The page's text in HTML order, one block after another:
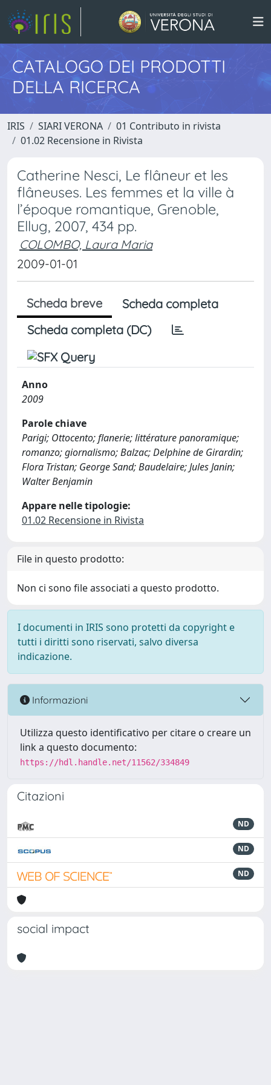
CATALOGO DEI PRODOTTI
DELLA RICERCA
IRIS SIARI VERONA
01 Contributo in rivista
01.02 Recensione in Rivista
Catherine Nesci, Le flâneur et les
flâneuses. Les femmes et la ville à
l’époque romantique, Grenoble,
Ellug, 2007, 434 pp.
COLOMBO, Laura Maria
2009-01-01
Scheda breve
Scheda completa
Scheda completa (DC)
Anno
2009
Parole chiave
Parigi; Ottocento; flanerie; littérature panoramique;
romanzo; giornalismo; Balzac; Delphine de Girardin;
Flora Tristan; George Sand; Baudelaire; Jules Janin;
Walter Benjamin
Appare nelle tipologie:
01.02 Recensione in Rivista
File in questo prodotto:
Non ci sono file associati a questo prodotto.
I documenti in IRIS sono protetti da copyright e
tutti i diritti sono riservati, salvo diversa
indicazione.
Informazioni
Utilizza questo identificativo per citare o creare un
link a questo documento:
https://hdl.handle.net/11562/334849
Citazioni
ND
ND
ND
social impact